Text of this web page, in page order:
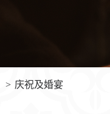
> 庆祝及婚宴